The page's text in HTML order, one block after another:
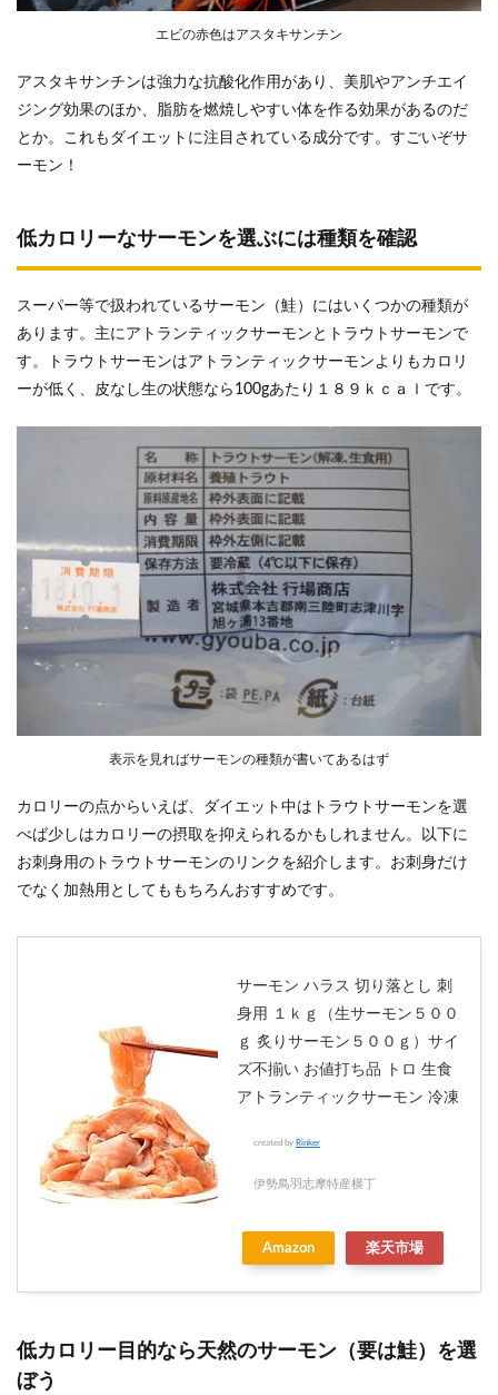
エビの赤色はアスタキサンチン
アスタキサンチンは強力な抗酸化作用があり、美肌やアンチエイ
ジング効果のほか、脂肪を燃焼しやすい体を作る効果があるのだ
とか。これもダイエットに注目されている成分です。すごいぞサ
ーモン！
低カロリーなサーモンを選ぶには種類を確認
スーパー等で扱われているサーモン（鮭）にはいくつかの種類が
あります。主にアトランティックサーモンとトラウトサーモンで
す。トラウトサーモンはアトランティックサーモンよりもカロリ
ーが低く、皮なし生の状態なら100gあたり１８９ｋｃａｌです。
表示を見ればサーモンの種類が書いてあるはず
カロリーの点からいえば、ダイエット中はトラウトサーモンを選
べば少しはカロリーの摂取を抑えられるかもしれません。以下に
お刺身用のトラウトサーモンのリンクを紹介します。お刺身だけ
でなく加熱用としてももちろんおすすめです。
サーモン ハラス 切り落とし 刺
身用 １ｋｇ（生サーモン５００
ｇ 炙りサーモン５００ｇ）サイ
ズ不揃い お値打ち品 トロ 生食
アトランティックサーモン 冷凍
created by Rinker
伊勢鳥羽志摩特産横丁
Amazon 楽天市場
低カロリー目的なら天然のサーモン（要は鮭）を選
ぼう